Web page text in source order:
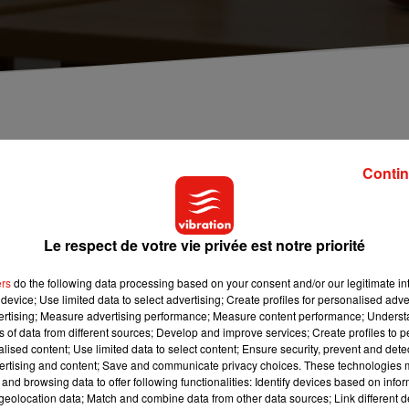
dans ses écoles. Le week-end dernier,
de Frontenac ont été les cibles.
quelques jours. ce week-end, la ville a connu deux autres
jours. L'école maternelle Michelet, qui avait déjà été
mais cette fois, des vitres ont été brisées et le matériel
ont, en plus, été vidés. Après l'école Buffon et l'école
visitées par ces malfaiteurs. la Ville de Châteauroux a
et les week-ends.
Le respect de votre vie privée est notre priorité
do the following data processing based on your consent and/or our legitimate
Use limited data to select advertising; Create profiles for personalised
Measure advertising performance; Measure content performance;
of data from different sources; Develop and improve services; Create profiles to
content; Use limited data to select content; Ensure security, prevent and
and content; Save and communicate privacy choices. These technologies
browsing data to offer following functionalities: Identify devices based on
data; Match and combine data from other data sources; Link different